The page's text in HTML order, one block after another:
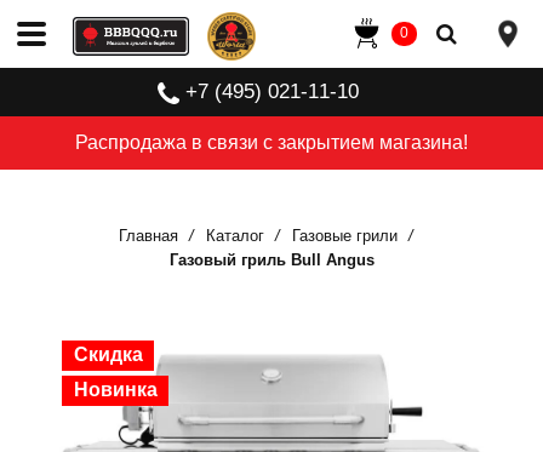
Распродажа в связи с закрытием магазина!
+7 (495) 021-11-10
0
Главная Каталог
Газовые грили
Газовый гриль Bull Angus
Скидка
Новинка
Скидка
Новинка
Скидка
Новинка
Скидка
Новинка
Скидка
Новинка